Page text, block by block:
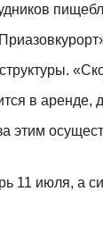
в аренде,
этим
11 июля, а